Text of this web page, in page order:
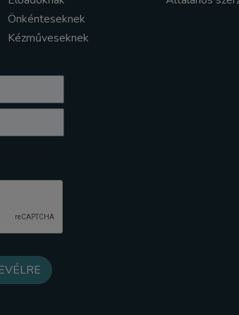
Önkénteseknek
Kézműveseknek